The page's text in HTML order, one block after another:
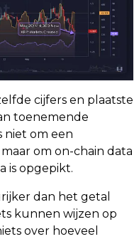
cijfers en plaatste
toenemende
niet om een
om on-chain data
is opgepikt.
dan het getal
kunnen wijzen op
over hoeveel